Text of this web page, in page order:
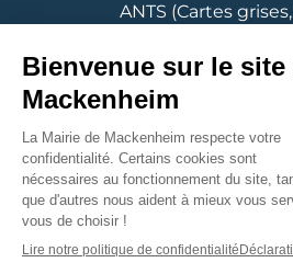
ANTS (Cartes
© 2025 Commune de
Mentions légales
AccessibilitéPolitique de